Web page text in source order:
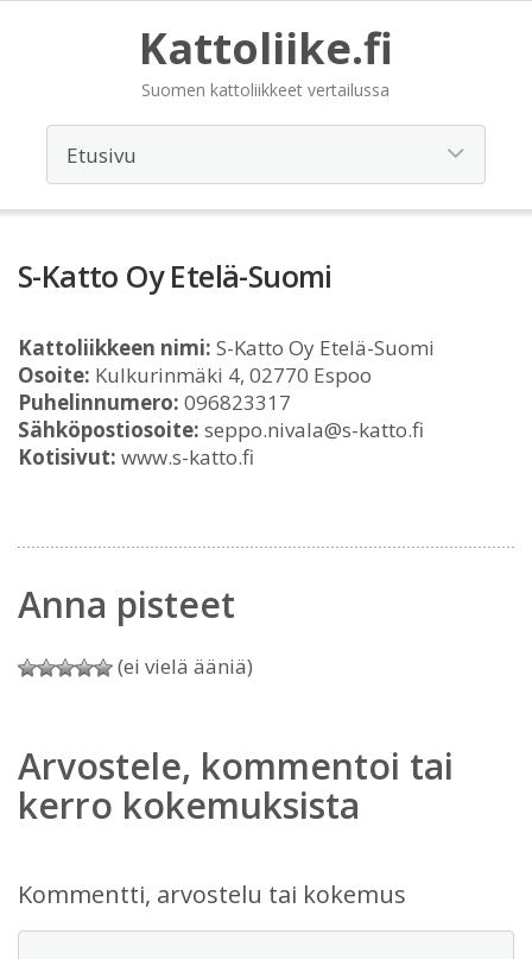
Kattoliike.fi
Suomen kattoliikkeet vertailussa
S-Katto Oy Etelä-Suomi
Kattoliikkeen nimi: S-Katto Oy Etelä-Suomi
Osoite: Kulkurinmäki 4, 02770 Espoo
Puhelinnumero: 096823317
Sähköpostiosoite: seppo.nivala@s-katto.fi
Kotisivut: www.s-katto.fi
Anna pisteet
(ei vielä ääniä)
Arvostele, kommentoi tai
kerro kokemuksista
Kommentti, arvostelu tai kokemus